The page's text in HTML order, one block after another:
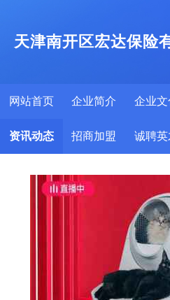
天津南开区宏达保险
网站首页 企业简介 企业文
资讯动态 招商加盟 诚聘英